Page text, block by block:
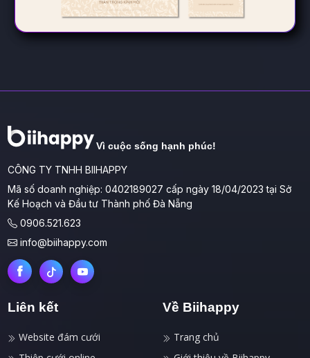
Vì cuộc sống hạnh phúc!
CÔNG TY TNHH BIIHAPPY
Mã số doanh nghiệp: 0402189027 cấp ngày 18/04/2023 tại Sở
Kế Hoạch và Đầu tư Thành phố Đà Nẵng
0906.521.623
info@biihappy.com
Liên kết
Website đám cưới
Về Biihappy
Trang chủ